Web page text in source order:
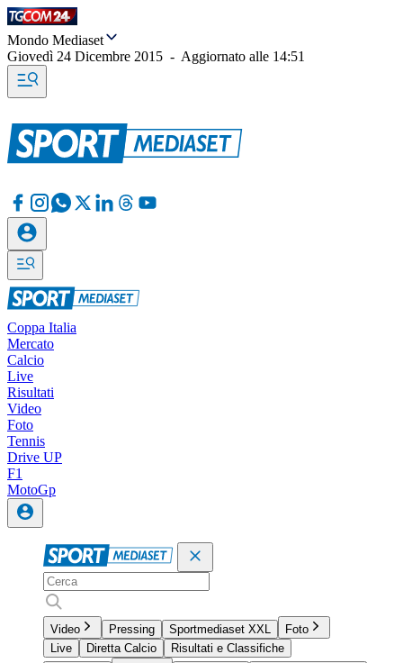
Mondo Mediaset
Giovedì 24 Dicembre 2015 - Aggiornato alle 14:51
Coppa Italia
Mercato
Calcio
Live
Risultati
Video
Foto
Tennis
Drive UP
F1
MotoGp
Video Pressing Sportmediaset XXL
Foto
Live
Diretta Calcio
Risultati e Classifiche